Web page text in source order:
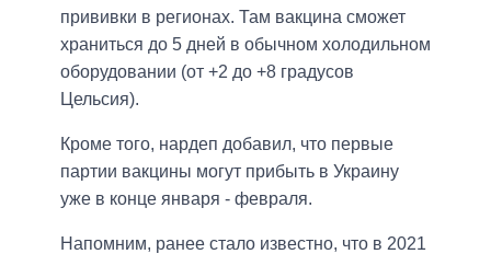
прививки в регионах. Там вакцина сможет
храниться до 5 дней в обычном холодильном
оборудовании (от +2 до +8 градусов
Цельсия).
Кроме того, нардеп добавил, что первые
партии вакцины могут прибыть в Украину
уже в конце января - февраля.
Напомним, ранее стало известно, что в 2021